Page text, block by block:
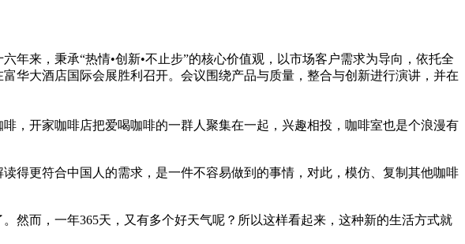
年来，秉承“热情•创新•不止步”的核心价值观，以市场客户需求为导向，依托全
华大酒店国际会展胜利召开。会议围绕产品与质量，整合与创新进行演讲，并在
，开家咖啡店把爱喝咖啡的一群人聚集在一起，兴趣相投，咖啡室也是个浪漫有
得更符合中国人的需求，是一件不容易做到的事情，对此，模仿、复制其他咖啡
然而，一年365天，又有多个好天气呢？所以这样看起来，这种新的生活方式就